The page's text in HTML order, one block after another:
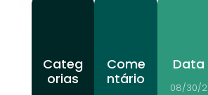
Categ
orias
Come
ntário
Data
08/30/2